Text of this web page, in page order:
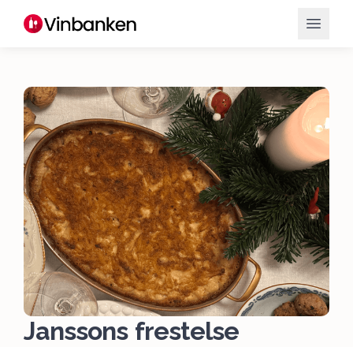
Janssons frestelse